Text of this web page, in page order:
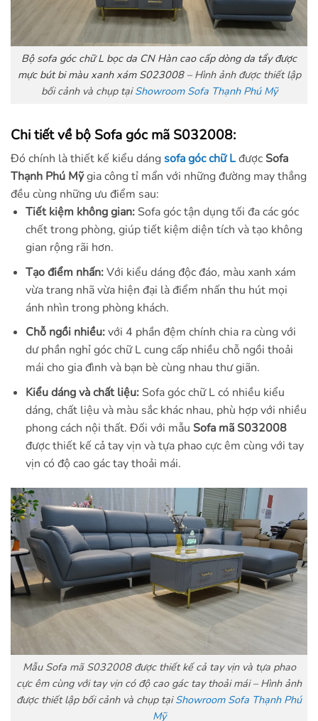
Bộ sofa góc chữ L bọc da CN Hàn cao cấp dòng da tẩy được
mực bút bi màu xanh xám S023008 – Hình ảnh được thiết lập
bối cảnh và chụp tạiShowroom Sofa Thạnh Phú Mỹ
Chi tiết về bộ Sofa góc mã S032008:
Đó chính là thiết kế kiểu dángsofa góc chữ Lđược Sofa
Thạnh Phú Mỹgia công tỉ mẩn với những đường may thẳng
đều cùng những ưu điểm sau:
Tiết kiệm không gian:Sofa góc tận dụng tối đa các góc
chết trong phòng, giúp tiết kiệm diện tích và tạo không
gian rộng rãi hơn.
Tạo điểm nhấn:Với kiểu dáng độc đáo, màu xanh xám
vừa trang nhã vừa hiện đại là điểm nhấn thu hút mọi
ánh nhìn trong phòng khách.
Chỗ ngồi nhiều:với 4 phần đệm chính chia ra cùng với
dư phần nghỉ góc chữ L cung cấp nhiều chỗ ngồi thoải
mái cho gia đình và bạn bè cùng nhau thư giãn.
Kiểu dáng và chất liệu:Sofa góc chữ L có nhiều kiểu
dáng, chất liệu và màu sắc khác nhau, phù hợp với nhiều
phong cách nội thất. Đối với mẫu Sofa mã S032008
được thiết kế cả tay vịn và tựa phao cực êm cùng với tay
vịn có độ cao gác tay thoải mái.
Mẫu Sofa mã S032008 được thiết kế cả tay vịn và tựa phao
cực êm cùng với tay vịn có độ cao gác tay thoải mái – Hình ảnh
được thiết lập bối cảnh và chụp tạiShowroom Sofa Thạnh Phú
Mỹ